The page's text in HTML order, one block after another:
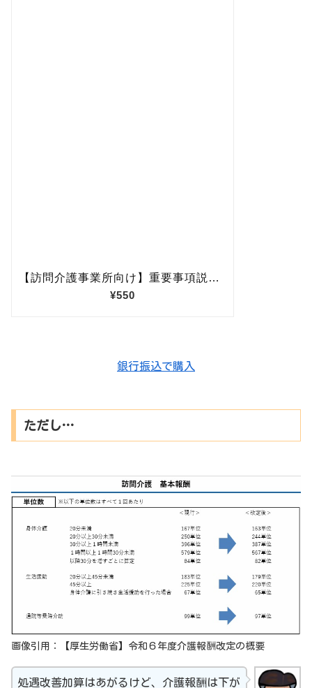
銀行振込で購入
ただし…
画像引用：【厚生労働省】令和６年度介護報酬改定の概要
処遇改善加算はあがるけど、介護報酬は下が